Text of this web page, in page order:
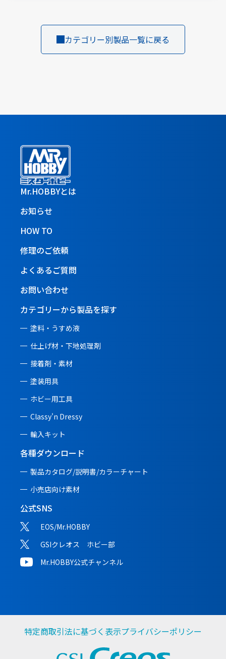
カテゴリー別製品一覧に戻る
Mr.HOBBYとは
お知らせ
HOW TO
修理のご依頼
よくあるご質問
お問い合わせ
カテゴリーから製品を探す
塗料・うすめ液
仕上げ材・下地処理剤
接着剤・素材
塗装用具
ホビー用工具
Classy'n Dressy
輸入キット
各種ダウンロード
製品カタログ/説明書/カラーチャート
小売店向け素材
公式SNS
EOS/Mr.HOBBY
GSIクレオス ホビー部
Mr.HOBBY公式チャンネル
特定商取引法に基づく表示プライバシーポリシー